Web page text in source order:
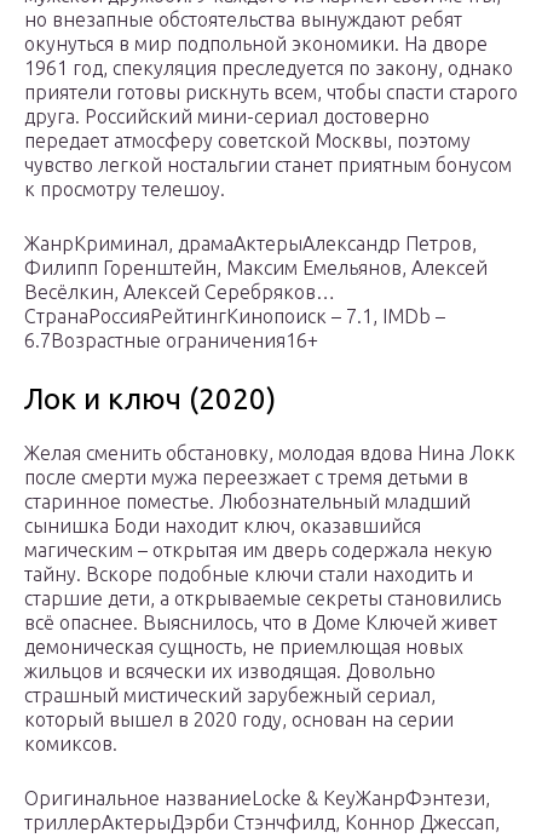
но внезапные обстоятельства вынуждают ребят
окунуться в мир подпольной экономики. На дворе
1961 год, спекуляция преследуется по закону, однако
приятели готовы рискнуть всем, чтобы спасти старого
друга. Российский мини-сериал достоверно
передает атмосферу советской Москвы, поэтому
чувство легкой ностальгии станет приятным бонусом
к просмотру телешоу.
ЖанрКриминал, драмаАктерыАлександр Петров,
Филипп Горенштейн, Максим Емельянов, Алексей
Весёлкин, Алексей Серебряков…
СтранаРоссияРейтингКинопоиск – 7.1, IMDb –
6.7Возрастные ограничения16+
Лок и ключ (2020)
Желая сменить обстановку, молодая вдова Нина Локк
после смерти мужа переезжает с тремя детьми в
старинное поместье. Любознательный младший
сынишка Боди находит ключ, оказавшийся
магическим – открытая им дверь содержала некую
тайну. Вскоре подобные ключи стали находить и
старшие дети, а открываемые секреты становились
всё опаснее. Выяснилось, что в Доме Ключей живет
демоническая сущность, не приемлющая новых
жильцов и всячески их изводящая. Довольно
страшный мистический зарубежный сериал,
который вышел в 2020 году, основан на серии
комиксов.
Оригинальное названиеLocke & KeyЖанрФэнтези,
триллерАктерыДэрби Стэнчфилд, Коннор Джессап,